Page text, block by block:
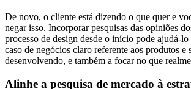
De novo, o cliente está dizendo o que quer e
negar isso. Incorporar pesquisas das opiniões
processo de design desde o início pode ajudá-lo
caso de negócios claro referente aos produtos e
desenvolvendo, e também a focar no que
Alinhe a pesquisa de mercado à